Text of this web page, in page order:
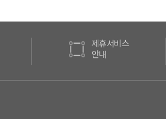
제휴서비스
안내